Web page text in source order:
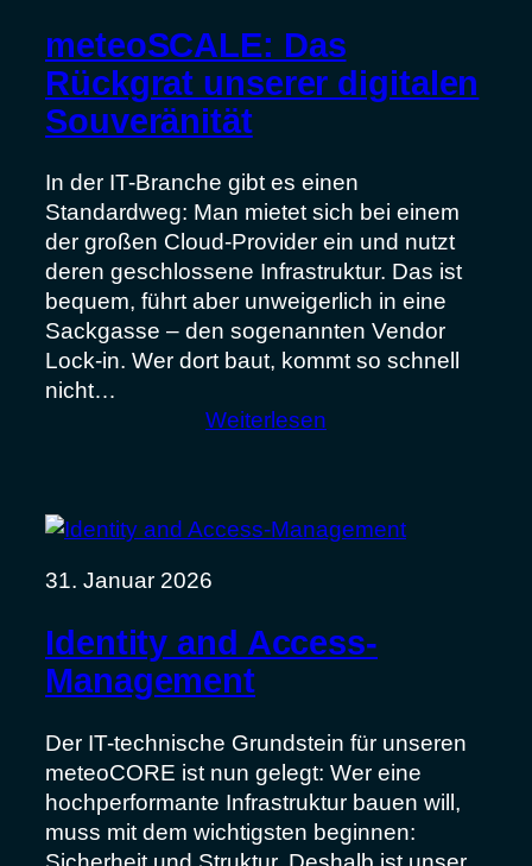
„Young
at
meteoSCALE: Das
Rückgrat unserer digitalen
Souveränität
In der IT-Branche gibt es einen
Standardweg: Man mietet sich bei einem
der großen Cloud-Provider ein und nutzt
deren geschlossene Infrastruktur. Das ist
bequem, führt aber unweigerlich in eine
Sackgasse – den sogenannten Vendor
Lock-in. Wer dort baut, kommt so schnell
nicht…
Weiterlesen
unserer
31. Januar 2026
Identity and Access-
Management
Der IT-technische Grundstein für unseren
meteoCORE ist nun gelegt: Wer eine
hochperformante Infrastruktur bauen will,
muss mit dem wichtigsten beginnen: